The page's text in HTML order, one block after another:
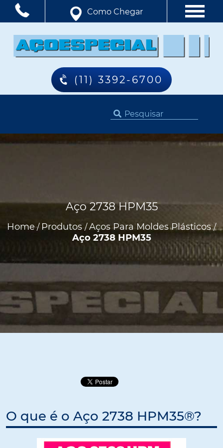
Como Chegar
(11) 3392-6700
Home/ Produtos/Aços Para Moldes Plásticos/
Aço 2738 HPM35
Aço 2738 HPM35
O que é o Aço 2738 HPM35®?